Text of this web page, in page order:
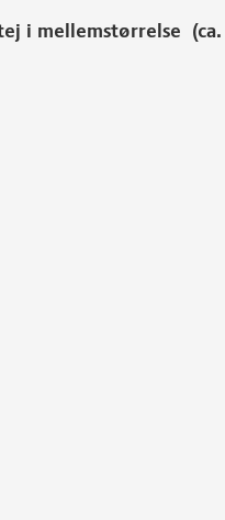
i mellemstørrelse